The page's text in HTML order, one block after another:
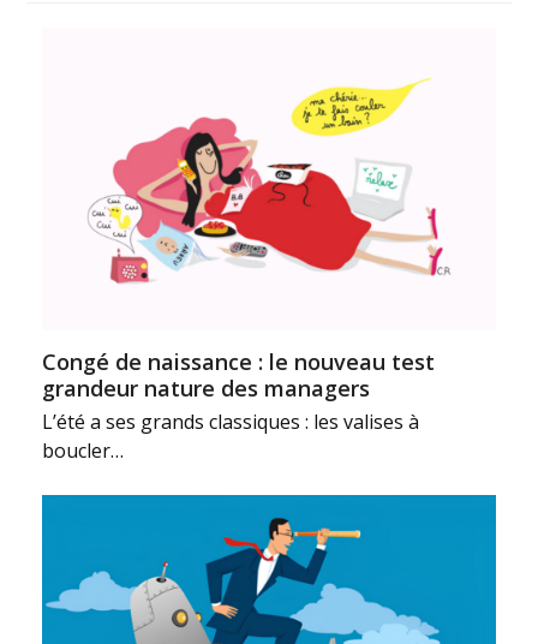
Congé de naissance : le nouveau test
grandeur nature des managers
L’été a ses grands classiques : les valises à
boucler…